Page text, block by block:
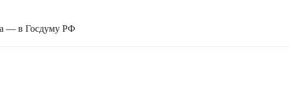
— в Госдуму РФ